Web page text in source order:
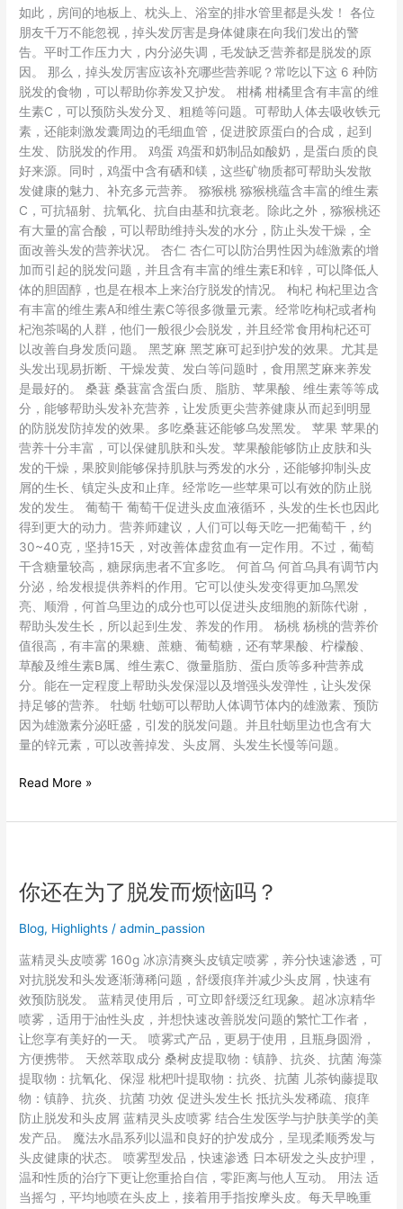
如此，房间的地板上、枕头上、浴室的排水管里都是头发！ 各位
朋友千万不能忽视，掉头发厉害是身体健康在向我们发出的警
告。平时工作压力大，内分泌失调，毛发缺乏营养都是脱发的原
因。 那么，掉头发厉害应该补充哪些营养呢？常吃以下这 6 种防
脱发的食物，可以帮助你养发又护发。 柑橘 柑橘里含有丰富的维
生素C，可以预防头发分叉、粗糙等问题。可帮助人体去吸收铁元
素，还能刺激发囊周边的毛细血管，促进胶原蛋白的合成，起到
生发、防脱发的作用。 鸡蛋 鸡蛋和奶制品如酸奶，是蛋白质的良
好来源。同时，鸡蛋中含有硒和镁，这些矿物质都可帮助头发散
发健康的魅力、补充多元营养。 猕猴桃 猕猴桃蕴含丰富的维生素
C，可抗辐射、抗氧化、抗自由基和抗衰老。除此之外，猕猴桃还
有大量的富合酸，可以帮助维持头发的水分，防止头发干燥，全
面改善头发的营养状况。 杏仁 杏仁可以防治男性因为雄激素的增
加而引起的脱发问题，并且含有丰富的维生素E和锌，可以降低人
体的胆固醇，也是在根本上来治疗脱发的情况。 枸杞 枸杞里边含
有丰富的维生素A和维生素C等很多微量元素。经常吃枸杞或者枸
杞泡茶喝的人群，他们一般很少会脱发，并且经常食用枸杞还可
以改善自身发质问题。 黑芝麻 黑芝麻可起到护发的效果。尤其是
头发出现易折断、干燥发黄、发白等问题时，食用黑芝麻来养发
是最好的。 桑葚 桑葚富含蛋白质、脂肪、苹果酸、维生素等等成
分，能够帮助头发补充营养，让发质更尖营养健康从而起到明显
的防脱发防掉发的效果。多吃桑葚还能够乌发黑发。 苹果 苹果的
营养十分丰富，可以保健肌肤和头发。苹果酸能够防止皮肤和头
发的干燥，果胶则能够保持肌肤与秀发的水分，还能够抑制头皮
屑的生长、镇定头皮和止痒。经常吃一些苹果可以有效的防止脱
发的发生。 葡萄干 葡萄干促进头皮血液循环，头发的生长也因此
得到更大的动力。营养师建议，人们可以每天吃一把葡萄干，约
30~40克，坚持15天，对改善体虚贫血有一定作用。不过，葡萄
干含糖量较高，糖尿病患者不宜多吃。 何首乌 何首乌具有调节内
分泌，给发根提供养料的作用。它可以使头发变得更加乌黑发
亮、顺滑，何首乌里边的成分也可以促进头皮细胞的新陈代谢，
帮助头发生长，所以起到生发、养发的作用。 杨桃 杨桃的营养价
值很高，有丰富的果糖、蔗糖、葡萄糖，还有苹果酸、柠檬酸、
草酸及维生素B属、维生素C、微量脂肪、蛋白质等多种营养成
分。能在一定程度上帮助头发保湿以及增强头发弹性，让头发保
持足够的营养。 牡蛎 牡蛎可以帮助人体调节体内的雄激素、预防
因为雄激素分泌旺盛，引发的脱发问题。并且牡蛎里边也含有大
量的锌元素，可以改善掉发、头皮屑、头发生长慢等问题。
好？
Read More »
你还在为了脱发而烦恼吗？
Blog, Highlights /admin_passion
蓝精灵头皮喷雾 160g 冰凉清爽头皮镇定喷雾，养分快速渗透，可
对抗脱发和头发逐渐薄稀问题，舒缓痕痒并减少头皮屑，快速有
效预防脱发。 蓝精灵使用后，可立即舒缓泛红现象。超冰凉精华
喷雾，适用于油性头皮，并想快速改善脱发问题的繁忙工作者，
让您享有美好的一天。 喷雾式产品，更易于使用，且瓶身圆滑，
方便携带。 天然萃取成分 桑树皮提取物：镇静、抗炎、抗菌 海藻
提取物：抗氧化、保湿 枇杷叶提取物：抗炎、抗菌 儿茶钩藤提取
物：镇静、抗炎、抗菌 功效 促进头发生长 抵抗头发稀疏、痕痒
防止脱发和头皮屑 蓝精灵头皮喷雾 结合生发医学与护肤美学的美
发产品。 魔法水晶系列以温和良好的护发成分，呈现柔顺秀发与
头皮健康的状态。 喷雾型发品，快速渗透 日本研发之头皮护理，
温和性质的治疗下更让您重拾自信，零距离与他人互动。 用法 适
当摇匀，平均地喷在头皮上，接着用手指按摩头皮。每天早晚重
在
了
发
而
烦
恼
吗？